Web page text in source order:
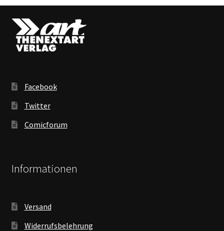
Facebook
Twitter
Comicforum
Informationen
Versand
Widerrufsbelehrung